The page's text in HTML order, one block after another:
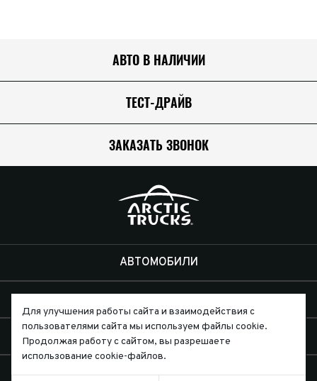
АВТО В НАЛИЧИИ
ТЕСТ-ДРАЙВ
ЗАКАЗАТЬ ЗВОНОК
АВТОМОБИЛИ
ЭКСПЕДИЦИИ
ДИЛЕРЫ
Для улучшения работы сайта и взаимодействия с
пользователями сайта мы используем файлы cookie.
Продолжая работу с сайтом, вы разрешаете
использование cookie-файлов.